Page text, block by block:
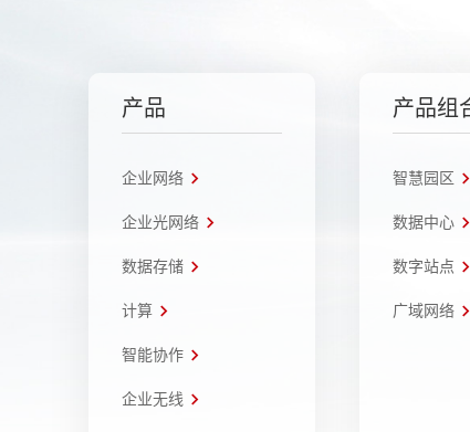
产品
企业网络
企业光网络
数据存储
计算
智能协作
企业无线
产品组
智慧园区
数据中心
数字站点
广域网络